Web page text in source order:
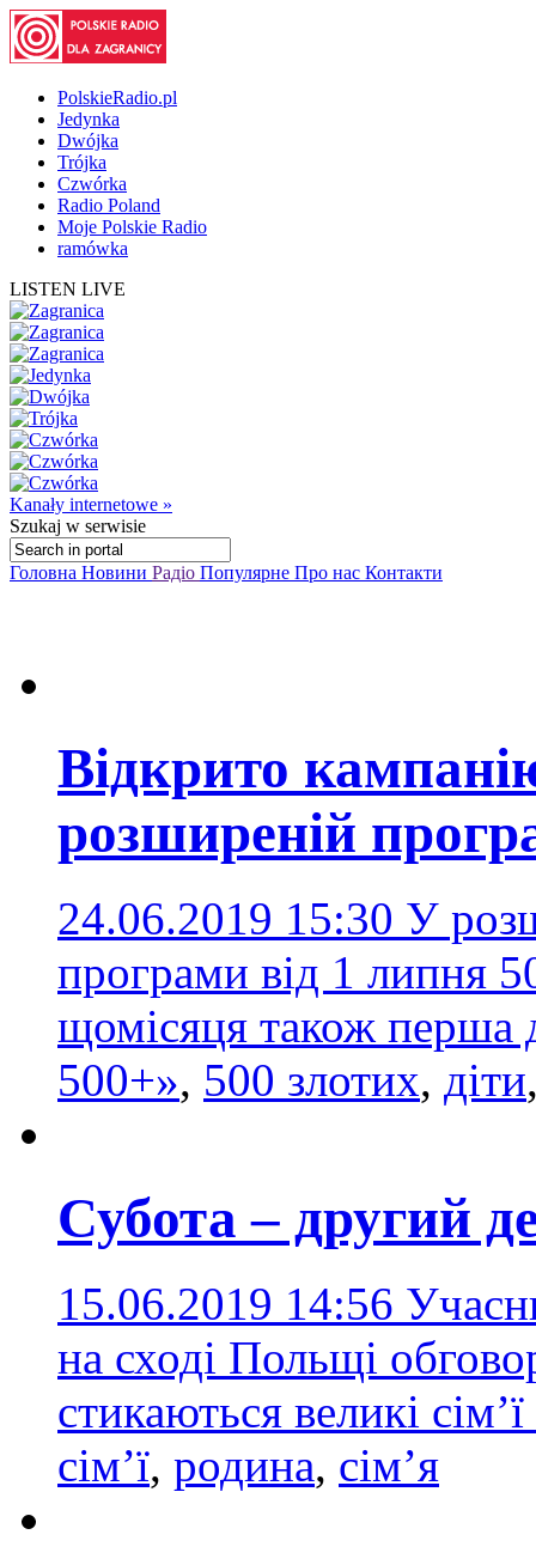
PolskieRadio.pl
Jedynka
Dwójka
Trójka
Czwórka
Radio Poland
Moje Polskie Radio
ramówka
LISTEN LIVE
Kanały internetowe »
Szukaj w serwisie
Головна Новини Радіо Популярне Про нас Контакти
Відкрито
розширеній
24.06.2019 15:30 У
програми від 1 липня
щомісяця також перша
500+», 500 злотих, діти
Субота – другий
15.06.2019 14:56
на сході Польщі
стикаються великі сім’ї
сім’ї, родина, сім’я